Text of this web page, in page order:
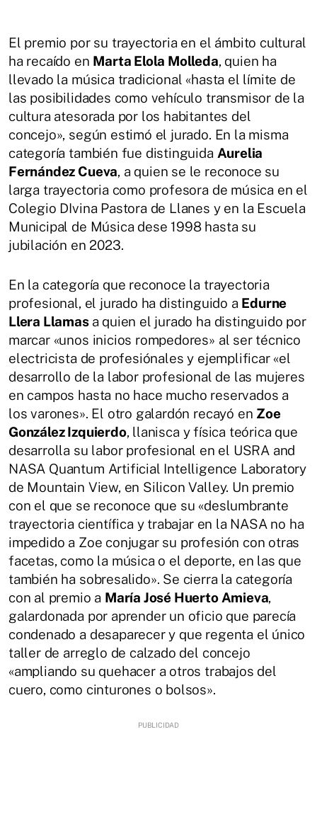
El premio por su trayectoria en el ámbito cultural
ha recaído en Marta Elola Molleda, quien ha
llevado la música tradicional «hasta el límite de
las posibilidades como vehículo transmisor de la
cultura atesorada por los habitantes del
concejo», según estimó el jurado. En la misma
categoría también fue distinguida Aurelia
Fernández Cueva, a quien se le reconoce su
larga trayectoria como profesora de música en el
Colegio DIvina Pastora de Llanes y en la Escuela
Municipal de Música dese 1998 hasta su
jubilación en 2023.
En la categoría que reconoce la trayectoria
profesional, el jurado ha distinguido a Edurne
Llera Llamas a quien el jurado ha distinguido por
marcar «unos inicios rompedores» al ser técnico
electricista de profesiónales y ejemplificar «el
desarrollo de la labor profesional de las mujeres
en campos hasta no hace mucho reservados a
los varones». El otro galardón recayó en Zoe
González Izquierdo, llanisca y física teórica que
desarrolla su labor profesional en el USRA and
NASA Quantum Artificial Intelligence Laboratory
de Mountain View, en Silicon Valley. Un premio
con el que se reconoce que su «deslumbrante
trayectoria científica y trabajar en la NASA no ha
impedido a Zoe conjugar su profesión con otras
facetas, como la música o el deporte, en las que
también ha sobresalido». Se cierra la categoría
con al premio a María José Huerto Amieva,
galardonada por aprender un oficio que parecía
condenado a desaparecer y que regenta el único
taller de arreglo de calzado del concejo
«ampliando su quehacer a otros trabajos del
cuero, como cinturones o bolsos».